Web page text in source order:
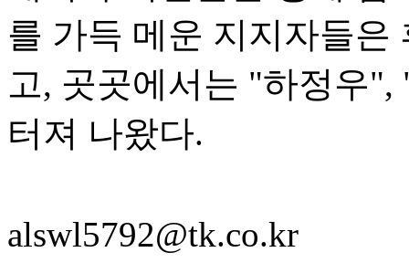
를 가득 메운 지지자들은
고, 곳곳에서는 "하정우
터져 나왔다.
alswl5792@tk.co.kr